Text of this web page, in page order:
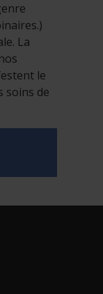
La
le
soins de